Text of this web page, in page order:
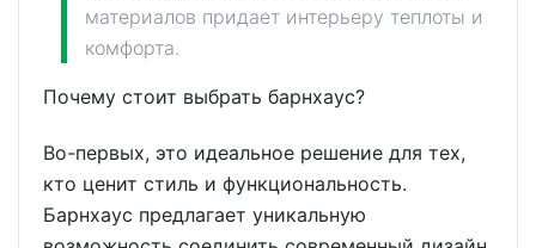
материалов придает интерьеру теплоты и
комфорта.
Почему стоит выбрать барнхаус?
Во-первых, это идеальное решение для тех,
кто ценит стиль и функциональность.
Барнхаус предлагает уникальную